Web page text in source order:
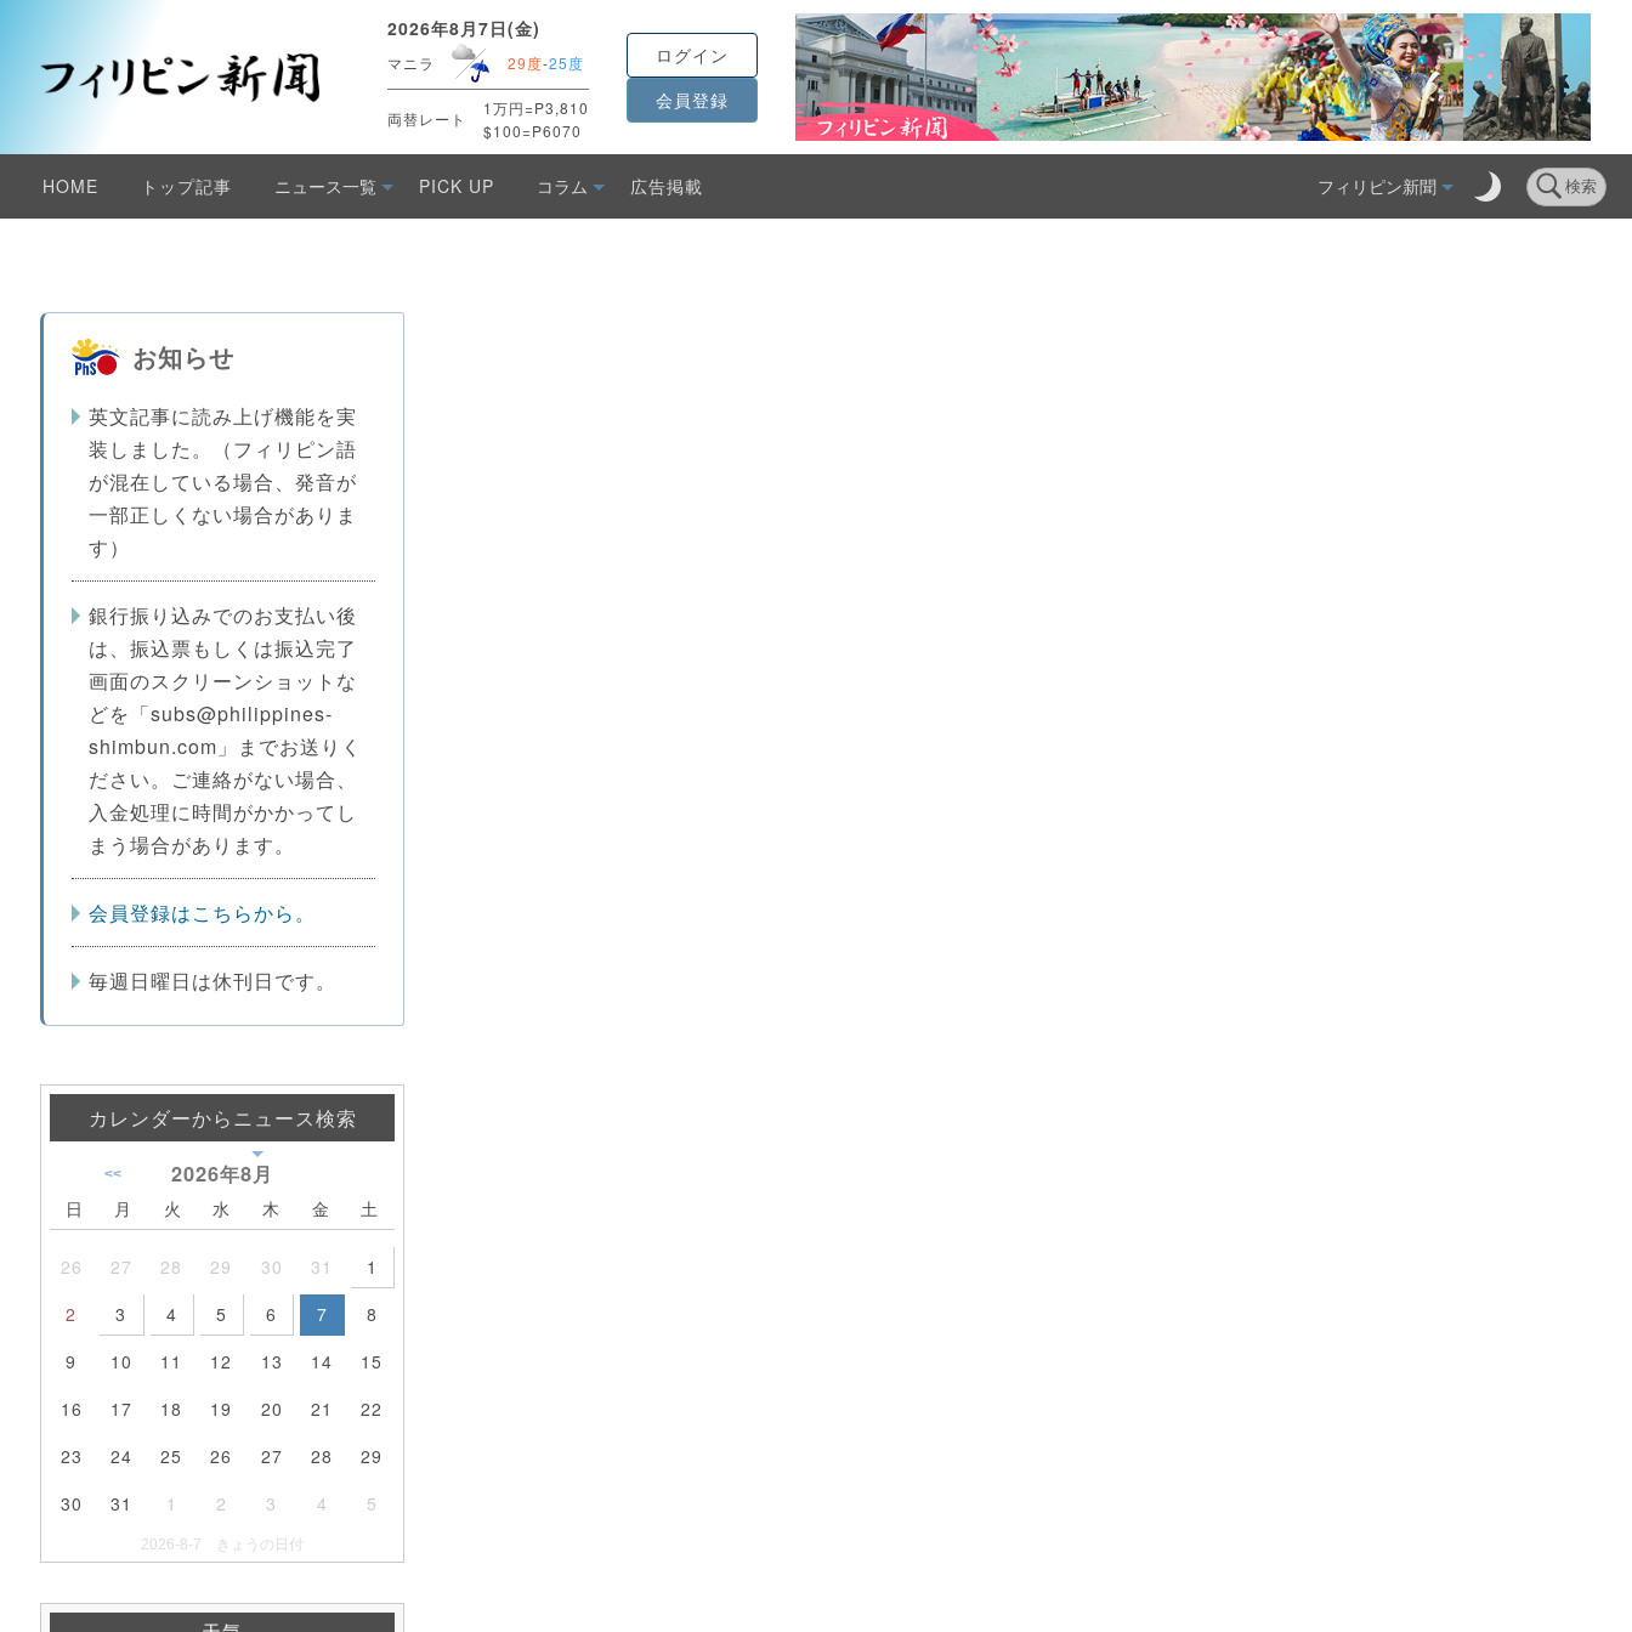
2026年8月7日(金)
マニラ 29度-25度
両替レート
1万円=P3,810
$100=P6070
ログイン
会員登録
HOME トップ記事 ニュース一覧 PICK UP コラム 広告掲載 フィリピン新聞 検索
お知らせ
英文記事に読み上げ機能を実
装しました。（フィリピン語
が混在している場合、発音が
一部正しくない場合がありま
す）
銀行振り込みでのお支払い後
は、振込票もしくは振込完了
画面のスクリーンショットな
どを「subs@philippines-
shimbun.com」までお送りく
ださい。ご連絡がない場合、
入金処理に時間がかかってし
まう場合があります。
会員登録はこちらから。
毎週日曜日は休刊日です。
カレンダーからニュース検索
2026年8月
<<
日 月 火 水 木 金 土
26 27 28 29 30 31
1
2
3 4 5 6 7
8
9
10 11 12 13 14
15
16
17 18 19 20 21
22
23
24 25 26 27 28
29
30
31 1 2 3 4 5
2026-8-7 きょうの日付